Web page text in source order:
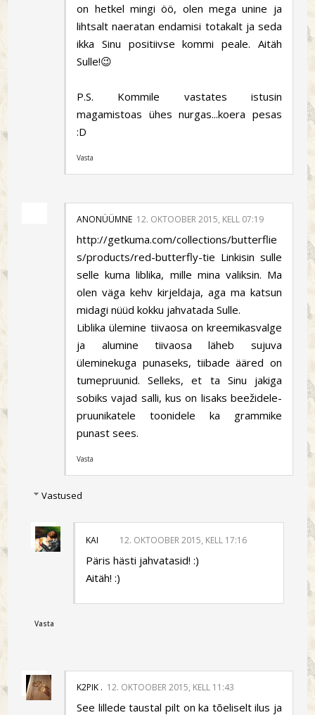
on hetkel mingi öö, olen mega unine ja
lihtsalt naeratan endamisi totakalt ja seda
ikka Sinu positiivse kommi peale. Aitäh
Sulle!😉
P.S. Kommile vastates istusin
magamistoas ühes nurgas...koera pesas
:D
Vasta
ANONÜÜMNE 12. OKTOOBER 2015, KELL 07:19
http://getkuma.com/collections/butterflie
s/products/red-butterfly-tie Linkisin sulle
selle kuma liblika, mille mina valiksin. Ma
olen väga kehv kirjeldaja, aga ma katsun
midagi nüüd kokku jahvatada Sulle.
Liblika ülemine tiivaosa on kreemikasvalge
ja alumine tiivaosa läheb sujuva
üleminekuga punaseks, tiibade ääred on
tumepruunid. Selleks, et ta Sinu jakiga
sobiks vajad salli, kus on lisaks beežidele-
pruunikatele toonidele ka grammike
punast sees.
Vasta
Vastused
KAI 12. OKTOOBER 2015, KELL 17:16
Päris hästi jahvatasid! :)
Aitäh! :)
Vasta
K2PIK . 12. OKTOOBER 2015, KELL 11:43
See lillede taustal pilt on ka tõeliselt ilus ja